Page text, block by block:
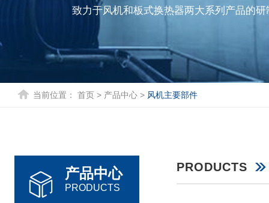
致力于风机和板式换热器两大系列产品的研
当前位置： 首页> 产品中心> 风机主要部件
产品中心
PRODUCTS
PRODUCTS